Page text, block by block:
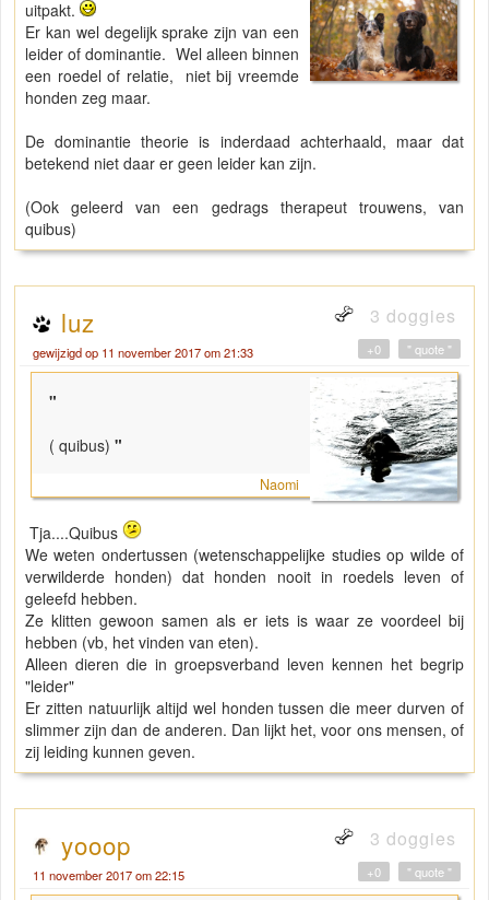
uitpakt.
Er kan wel degelijk sprake zijn van een
leider of dominantie. Wel alleen binnen
een roedel of relatie, niet bij vreemde
honden zeg maar.
De dominantie theorie is inderdaad achterhaald, maar dat
betekend niet daar er geen leider kan zijn.
(Ook geleerd van een gedrags therapeut trouwens, van
quibus)
luz 3 doggies
gewijzigd op 11 november 2017 om 21:33 " quote "
+0
"
( quibus) "
Naomi
Tja....Quibus
We weten ondertussen (wetenschappelijke studies op wilde of
verwilderde honden) dat honden nooit in roedels leven of
geleefd hebben.
Ze klitten gewoon samen als er iets is waar ze voordeel bij
hebben (vb, het vinden van eten).
Alleen dieren die in groepsverband leven kennen het begrip
"leider"
Er zitten natuurlijk altijd wel honden tussen die meer durven of
slimmer zijn dan de anderen. Dan lijkt het, voor ons mensen, of
zij leiding kunnen geven.
yooop 3 doggies
11 november 2017 om 22:15 " quote "
+0